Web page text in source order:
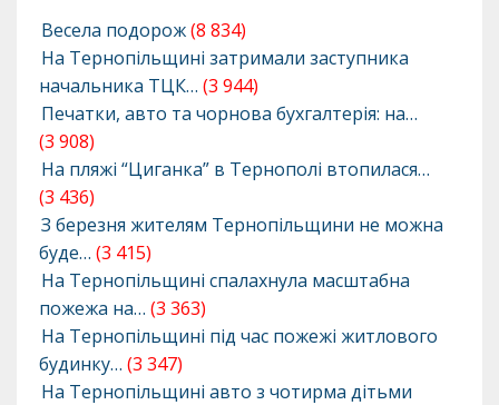
Весела подорож(8 834)
На Тернопільщині затримали заступника
начальника ТЦК… (3 944)
Печатки, авто та чорнова бухгалтерія: на…
(3 908)
На пляжі “Циганка” в Тернополі втопилася…
(3 436)
З березня жителям Тернопільщини не можна
буде… (3 415)
На Тернопільщині спалахнула масштабна
пожежа на… (3 363)
На Тернопільщині під час пожежі житлового
будинку… (3 347)
На Тернопільщині авто з чотирма дітьми